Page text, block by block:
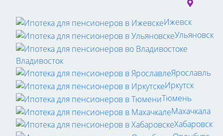
Ижевск
Ульяновск
Владивосток
Ярославль
Иркутск
Тюмень
Махачкала
Хабаровск